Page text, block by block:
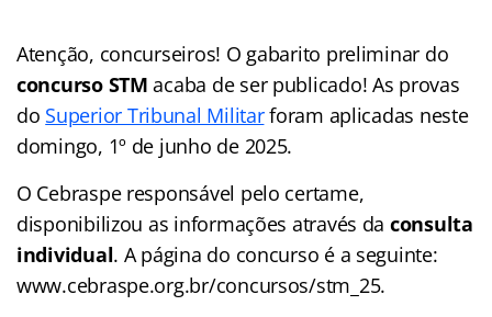
Atenção, concurseiros! O gabarito preliminar do
concurso STM acaba de ser publicado! As provas
do Superior Tribunal Militarforam aplicadas neste
domingo, 1º de junho de 2025.
O Cebraspe responsável pelo certame,
disponibilizou as informações através da consulta
individual. A página do concurso é a seguinte:
www.cebraspe.org.br/concursos/stm_25.